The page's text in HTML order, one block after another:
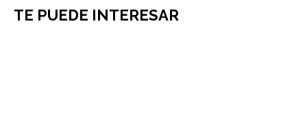
TE PUEDE INTERESAR